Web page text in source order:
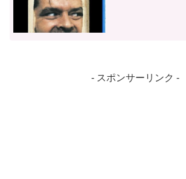
- スポンサーリンク -